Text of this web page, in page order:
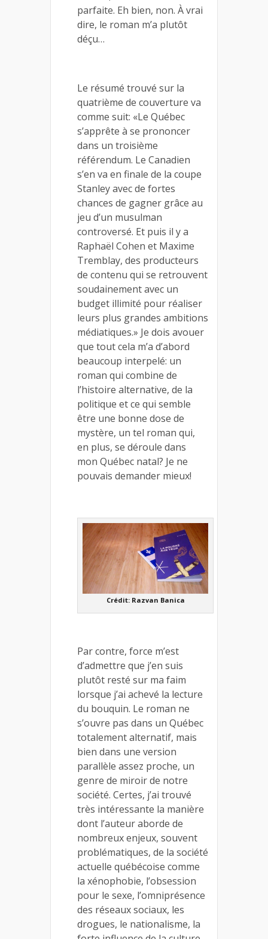
parfaite. Eh bien, non. À vrai
dire, le roman m’a plutôt
déçu…
Le résumé trouvé sur la
quatrième de couverture va
comme suit: «Le Québec
s’apprête à se prononcer
dans un troisième
référendum. Le Canadien
s’en va en finale de la coupe
Stanley avec de fortes
chances de gagner grâce au
jeu d’un musulman
controversé. Et puis il y a
Raphaël Cohen et Maxime
Tremblay, des producteurs
de contenu qui se retrouvent
soudainement avec un
budget illimité pour réaliser
leurs plus grandes ambitions
médiatiques.» Je dois avouer
que tout cela m’a d’abord
beaucoup interpelé: un
roman qui combine de
l’histoire alternative, de la
politique et ce qui semble
être une bonne dose de
mystère, un tel roman qui,
en plus, se déroule dans
mon Québec natal? Je ne
pouvais demander mieux!
Crédit: Razvan Banica
Par contre, force m’est
d’admettre que j’en suis
plutôt resté sur ma faim
lorsque j’ai achevé la lecture
du bouquin. Le roman ne
s’ouvre pas dans un Québec
totalement alternatif, mais
bien dans une version
parallèle assez proche, un
genre de miroir de notre
société. Certes, j’ai trouvé
très intéressante la manière
dont l’auteur aborde de
nombreux enjeux, souvent
problématiques, de la société
actuelle québécoise comme
la xénophobie, l’obsession
pour le sexe, l’omniprésence
des réseaux sociaux, les
drogues, le nationalisme, la